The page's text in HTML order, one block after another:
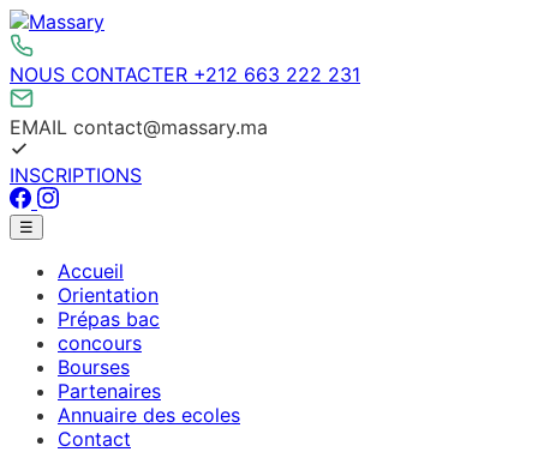
Aller
au
contenu
NOUS CONTACTER +212 663 222 231
EMAIL contact@massary.ma
INSCRIPTIONS
Facebook
Instagram
Menu
principal
☰
Accueil
Orientation
Prépas bac
concours
Bourses
Partenaires
Annuaire des ecoles
Contact